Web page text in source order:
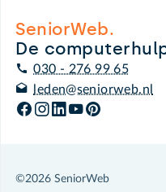
SeniorWeb.
De
030 - 276 99 65
leden@seniorweb.nl
©2026 SeniorWeb